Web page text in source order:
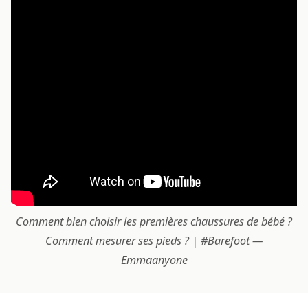
Comment bien choisir les premières chaussures de bébé ?
Comment mesurer ses pieds ? | #Barefoot —
Emmaanyone